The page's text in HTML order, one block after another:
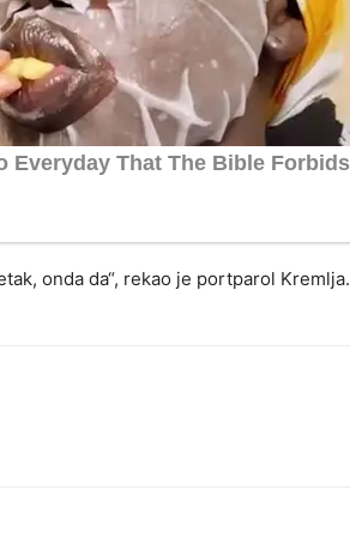
onda da“, rekao je portparol Kremlja.